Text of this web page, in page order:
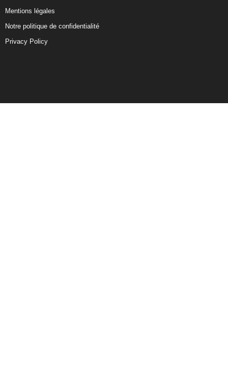
Mentions légales
Notre politique de confidentialité
Privacy Policy